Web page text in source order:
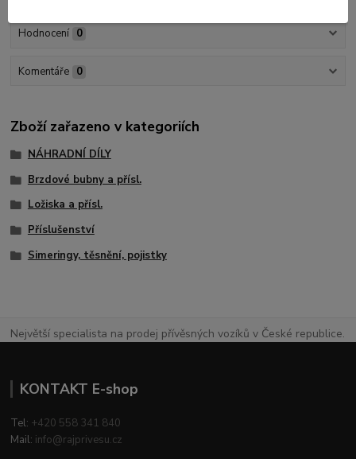
Hodnocení 0
Komentáře 0
Zboží zařazeno v kategoriích
NÁHRADNÍ DÍLY
Brzdové bubny a přísl.
Ložiska a přísl.
Příslušenství
Simeringy, těsnění, pojistky
Největší specialista na prodej přívěsných vozíků v České republice.
KONTAKT E-shop
Tel: +420 558 341 840
Mail: info@rajprivesu.cz